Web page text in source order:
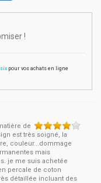
!
pour vos achats en ligne
de
est très soigné, la
couleur...dommage
mais
je me suis achetée
percale de coton
détaillée incluant des